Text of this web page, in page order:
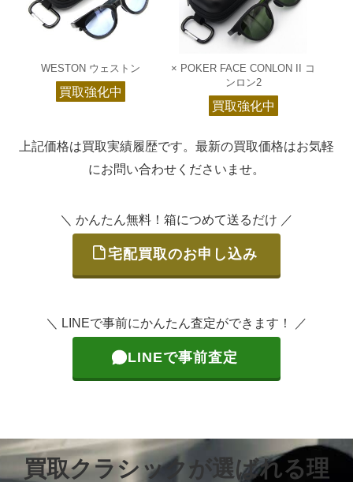
WESTON ウェストン
買取強化中
× POKER FACE CONLON II コ
ンロン2
買取強化中
上記価格は買取実績履歴です。最新の買取価格はお気軽
にお問い合わせくださいませ。
＼ かんたん無料！箱につめて送るだけ ／
宅配買取のお申し込み
＼ LINEで事前にかんたん査定ができます！ ／
LINEで事前査定
買取クラシックが選ばれる理